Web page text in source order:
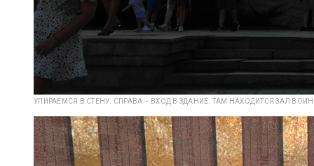
УПИРАЕМСЯ В СТЕНУ. СПРАВА – ВХОД В ЗДАНИЕ. ТАМ НАХОДИТСЯ ЗАЛ